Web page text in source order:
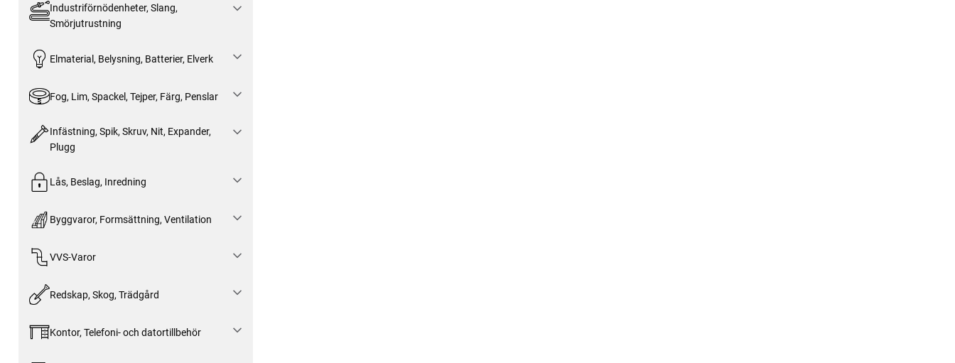
Industriförnödenheter, Slang,
Smörjutrustning
Elmaterial, Belysning, Batterier, Elverk
Fog, Lim, Spackel, Tejper, Färg, Penslar
Infästning, Spik, Skruv, Nit, Expander,
Plugg
Lås, Beslag, Inredning
Byggvaror, Formsättning, Ventilation
VVS-Varor
Redskap, Skog, Trädgård
Kontor, Telefoni- och datortillbehör